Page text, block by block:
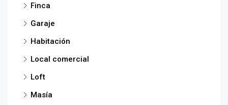
Finca
Garaje
Habitación
Local comercial
Loft
Masía